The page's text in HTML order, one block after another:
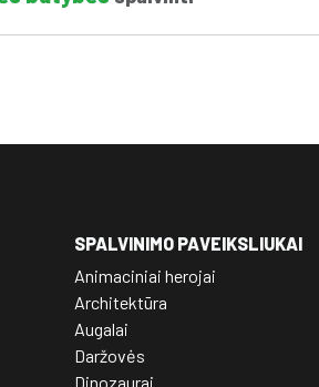
SPALVINIMO PAVEIKSLIUKAI
Animaciniai herojai
Architektūra
Augalai
Daržovės
Dinozaurai